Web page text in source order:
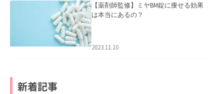
【薬剤師監修】ミヤBM錠に痩せる効果
は本当にあるの？
2023.11.10
新着記事